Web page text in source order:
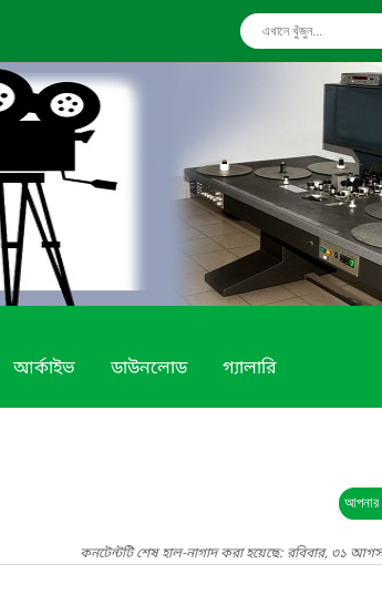
আর্কাইভ ডাউনলোড গ্যালারি
আপনার
কনটেন্টটি শেষ হাল-নাগাদ করা হয়েছে: রবিবার, ৩১